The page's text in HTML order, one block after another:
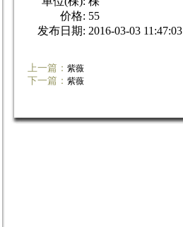
价格: 55
发布日期: 2016-03-03 11:47:03
上一篇： 紫薇
下一篇： 紫薇